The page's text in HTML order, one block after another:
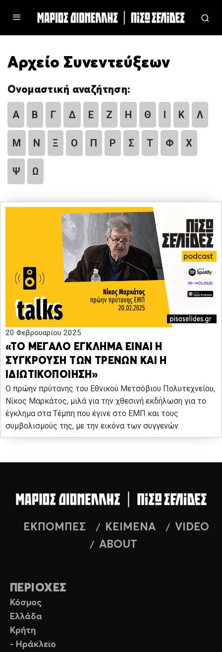
Αρχείο Συνεντεύξεων
Ονομαστική αναζήτηση:
Α Β Γ Δ Ε Ζ Η Θ Ι Κ Λ
Μ Ν Ξ Ο Π Ρ Σ Τ Φ Χ
Ψ Ω
20 Φεβρουαρίου 2025
«ΤΟ ΜΕΓΑΛΟ ΕΓΚΛΗΜΑ ΕΙΝΑΙ Η
ΣΥΓΚΡΟΥΣΗ ΤΩΝ ΤΡΕΝΩΝ ΚΑΙ Η
ΙΔΙΩΤΙΚΟΠΟΙΗΣΗ»
Ο πρώην πρύτανης του Εθνικού Μετσόβιου Πολυτεχνείου,
Νίκος Μαρκάτος, μιλά για την χθεσινή εκδήλωση για το
έγκλημα στα Τέμπη που έγινε στο ΕΜΠ και τους
συμβολισμούς της, με την εικόνα των συγγενών
ΕΚΠΟΜΠΕΣ ΚΕΙΜΕΝΑ
VIDEO
ABOUT
ΠΕΡΙΟΧΕΣ
Κόσμος
Ελλάδα
Κρήτη
- Ηράκλειο